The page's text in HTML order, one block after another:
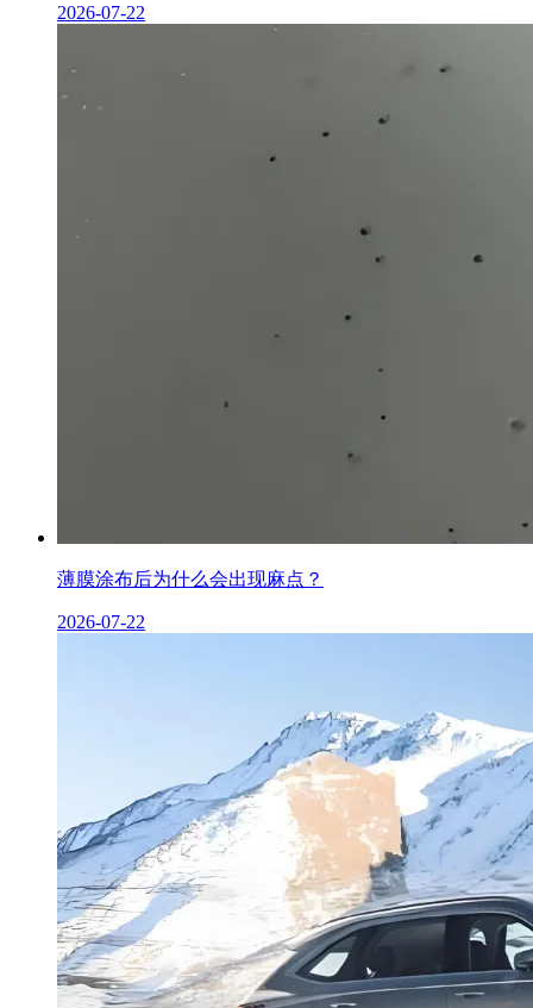
2026-07-22
薄膜涂布后为什么会出现麻点？
2026-07-22